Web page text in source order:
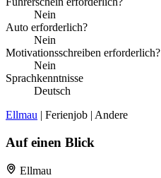
Nein
Auto erforderlich?
Nein
Motivationsschreiben erforderlich?
Nein
Sprachkenntnisse
Deutsch
Ellmau | Ferienjob | Andere
Auf einen Blick
Ellmau